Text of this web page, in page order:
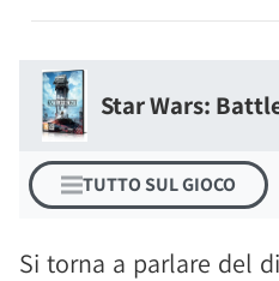
Star Wars:
TUTTO SUL GIOCO
Si torna a parlare del